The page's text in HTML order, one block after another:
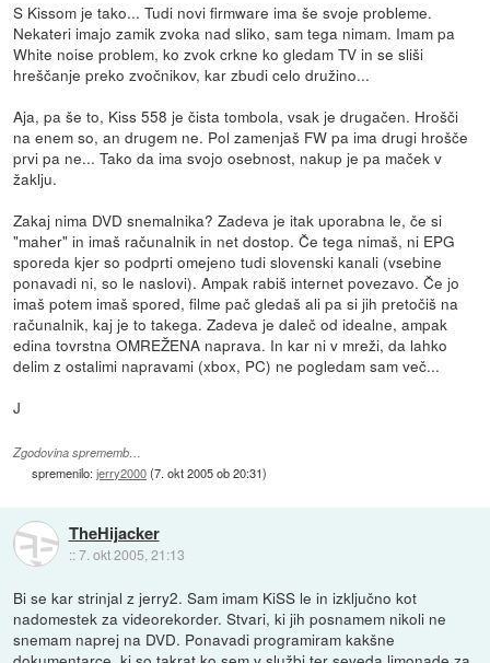
S Kissom je tako... Tudi novi firmware ima še svoje probleme.
Nekateri imajo zamik zvoka nad sliko, sam tega nimam. Imam pa
White noise problem, ko zvok crkne ko gledam TV in se sliši
hreščanje preko zvočnikov, kar zbudi celo družino...
Aja, pa še to, Kiss 558 je čista tombola, vsak je drugačen. Hrošči
na enem so, an drugem ne. Pol zamenjaš FW pa ima drugi hrošče
prvi pa ne... Tako da ima svojo osebnost, nakup je pa maček v
žaklju.
Zakaj nima DVD snemalnika? Zadeva je itak uporabna le, če si
"maher" in imaš računalnik in net dostop. Če tega nimaš, ni EPG
sporeda kjer so podprti omejeno tudi slovenski kanali (vsebine
ponavadi ni, so le naslovi). Ampak rabiš internet povezavo. Če jo
imaš potem imaš spored, filme pač gledaš ali pa si jih pretočiš na
računalnik, kaj je to takega. Zadeva je daleč od idealne, ampak
edina tovrstna OMREŽENA naprava. In kar ni v mreži, da lahko
delim z ostalimi napravami (xbox, PC) ne pogledam sam več...
J
Zgodovina sprememb…
spremenilo:jerry2000(7. okt 2005 ob 20:31)
TheHijacker
::7. okt 2005, 21:13
Bi se kar strinjal z jerry2. Sam imam KiSS le in izključno kot
nadomestek za videorekorder. Stvari, ki jih posnamem nikoli ne
snemam naprej na DVD. Ponavadi programiram kakšne